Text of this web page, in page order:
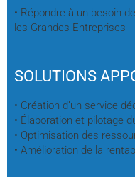
• Répondre à un besoin
les Grandes Entreprises
SOLUTIONS
• Création d’un service
• Élaboration et pilotage
• Optimisation des
• Amélioration de la